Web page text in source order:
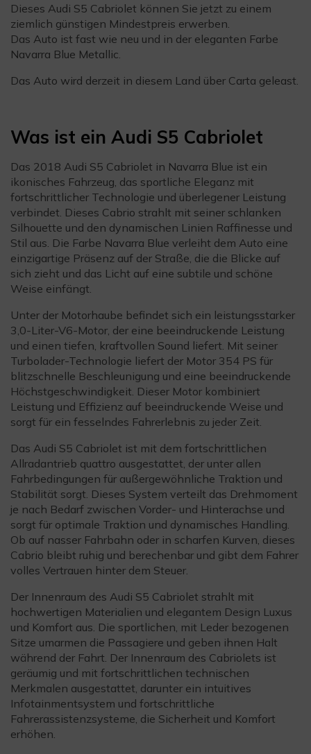
Dieses Audi S5 Cabriolet können Sie jetzt zu einem
ziemlich günstigen Mindestpreis erwerben.
Das Auto ist fast wie neu und in der eleganten Farbe
Navarra Blue Metallic.
Das Auto wird derzeit in diesem Land über Carta geleast.
Was ist ein Audi S5 Cabriolet
Das 2018 Audi S5 Cabriolet in Navarra Blue ist ein
ikonisches Fahrzeug, das sportliche Eleganz mit
fortschrittlicher Technologie und überlegener Leistung
verbindet. Dieses Cabrio strahlt mit seiner schlanken
Silhouette und den dynamischen Linien Raffinesse und
Stil aus. Die Farbe Navarra Blue verleiht dem Auto eine
einzigartige Präsenz auf der Straße, die die Blicke auf
sich zieht und das Licht auf eine subtile und schöne
Weise einfängt.
Unter der Motorhaube befindet sich ein leistungsstarker
3,0-Liter-V6-Motor, der eine beeindruckende Leistung
und einen tiefen, kraftvollen Sound liefert. Mit seiner
Turbolader-Technologie liefert der Motor 354 PS für
blitzschnelle Beschleunigung und eine beeindruckende
Höchstgeschwindigkeit. Dieser Motor kombiniert
Leistung und Effizienz auf beeindruckende Weise und
sorgt für ein fesselndes Fahrerlebnis zu jeder Zeit.
Das Audi S5 Cabriolet ist mit dem fortschrittlichen
Allradantrieb quattro ausgestattet, der unter allen
Fahrbedingungen für außergewöhnliche Traktion und
Stabilität sorgt. Dieses System verteilt das Drehmoment
je nach Bedarf zwischen Vorder- und Hinterachse und
sorgt für optimale Traktion und dynamisches Handling.
Ob auf nasser Fahrbahn oder in scharfen Kurven, dieses
Cabrio bleibt ruhig und berechenbar und gibt dem Fahrer
volles Vertrauen hinter dem Steuer.
Der Innenraum des Audi S5 Cabriolet strahlt mit
hochwertigen Materialien und elegantem Design Luxus
und Komfort aus. Die sportlichen, mit Leder bezogenen
Sitze umarmen die Passagiere und geben ihnen Halt
während der Fahrt. Der Innenraum des Cabriolets ist
geräumig und mit fortschrittlichen technischen
Merkmalen ausgestattet, darunter ein intuitives
Infotainmentsystem und fortschrittliche
Fahrerassistenzsysteme, die Sicherheit und Komfort
erhöhen.